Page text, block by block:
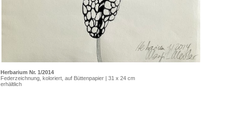
Herbarium Nr. 1/2014
Federzeichnung, koloriert, auf Büttenpapier | 31 x 24 cm
erhältlich